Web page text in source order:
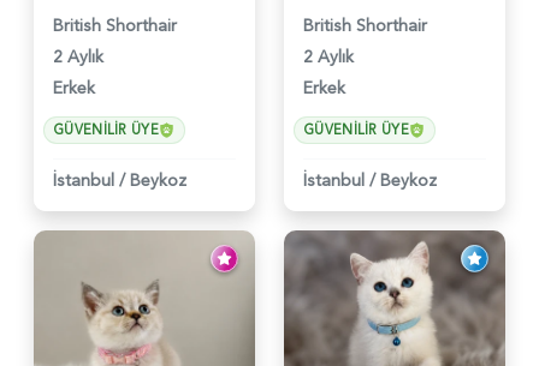
British Shorthair
2 Aylık
Erkek
GÜVENILIR ÜYE
İstanbul / Beykoz
British Shorthair
2 Aylık
Erkek
GÜVENILIR ÜYE
İstanbul / Beykoz